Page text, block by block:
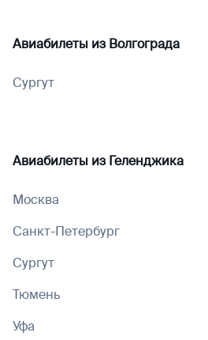
Авиабилеты изВолгограда
Сургут
Авиабилеты изГеленджика
Москва
Санкт-Петербург
Сургут
Тюмень
Уфа